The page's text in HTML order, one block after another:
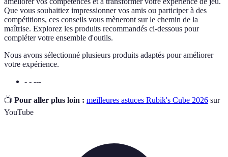
Que vous souhaitiez impressionner vos amis ou participer à des
compétitions, ces conseils vous mèneront sur le chemin de la
maîtrise. Explorez les produits recommandés ci-dessous pour
compléter votre ensemble d'outils.
Nous avons sélectionné plusieurs produits adaptés pour améliorer
votre expérience.
- - ---
📺 Pour aller plus loin : meilleures astuces Rubik's Cube 2026 sur
YouTube